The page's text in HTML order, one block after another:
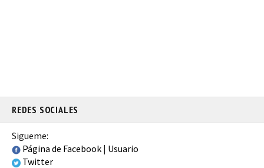
REDES SOCIALES
Sigueme:
Página de Facebook | Usuario
Twitter